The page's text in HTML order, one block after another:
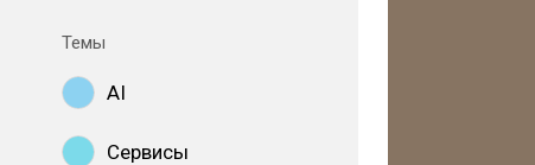
Темы
AI
Сервисы